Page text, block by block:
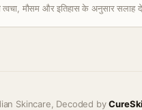
मौसम और इतिहास के अनुसार सलाह
Skincare, Decoded by